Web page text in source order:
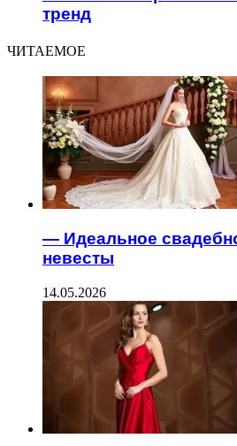
тренд
ЧИТАЕМОЕ
— Идеальное
невесты
14.05.2026